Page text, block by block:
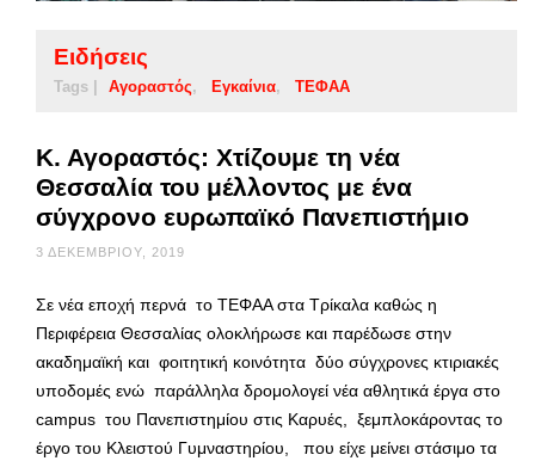
Ειδήσεις
Tags | Αγοραστός Εγκαίνια ΤΕΦΑΑ
Κ. Αγοραστός: Χτίζουμε τη νέα
Θεσσαλία του μέλλοντος με ένα
σύγχρονο ευρωπαϊκό Πανεπιστήμιο
3 ΔΕΚΕΜΒΡΊΟΥ, 2019
Σε νέα εποχή περνά το ΤΕΦΑΑ στα Τρίκαλα καθώς η
Περιφέρεια Θεσσαλίας ολοκλήρωσε και παρέδωσε στην
ακαδημαϊκή και φοιτητική κοινότητα δύο σύγχρονες κτιριακές
υποδομές ενώ παράλληλα δρομολογεί νέα αθλητικά έργα στο
campus του Πανεπιστημίου στις Καρυές, ξεμπλοκάροντας το
έργο του Κλειστού Γυμναστηρίου, που είχε μείνει στάσιμο τα